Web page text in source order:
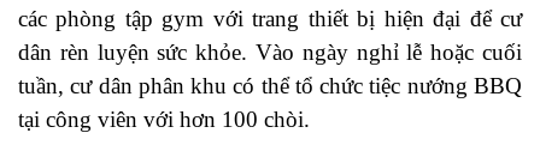
các phòng tập gym với trang thiết bị hiện đại để cư
dân rèn luyện sức khỏe. Vào ngày nghỉ lễ hoặc cuối
tuần, cư dân phân khu có thể tổ chức tiệc nướng BBQ
tại công viên với hơn 100 chòi.